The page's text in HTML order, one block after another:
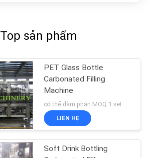
Top sản phẩm
PET Glass Bottle
Carbonated Filling
Machine
có thể đàm phán MOQ:1 set
LIÊN HỆ
Soft Drink Bottling